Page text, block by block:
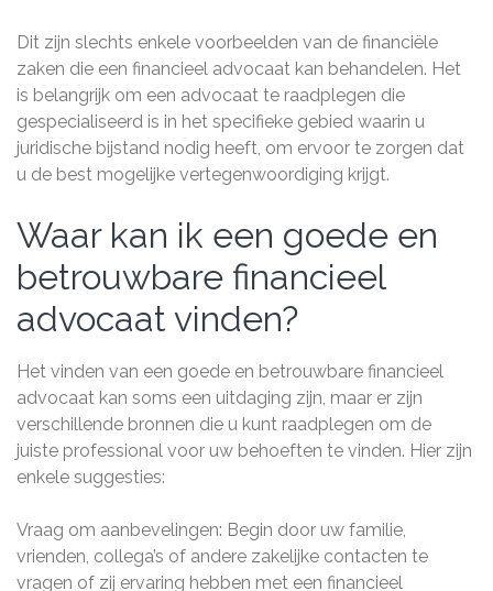
Dit zijn slechts enkele voorbeelden van de financiële
zaken die een financieel advocaat kan behandelen. Het
is belangrijk om een ​​advocaat te raadplegen die
gespecialiseerd is in het specifieke gebied waarin u
juridische bijstand nodig heeft, om ervoor te zorgen dat
u de best mogelijke vertegenwoordiging krijgt.
Waar kan ik een goede en
betrouwbare financieel
advocaat vinden?
Het vinden van een goede en betrouwbare financieel
advocaat kan soms een uitdaging zijn, maar er zijn
verschillende bronnen die u kunt raadplegen om de
juiste professional voor uw behoeften te vinden. Hier zijn
enkele suggesties:
Vraag om aanbevelingen: Begin door uw familie,
vrienden, collega’s of andere zakelijke contacten te
vragen of zij ervaring hebben met een financieel